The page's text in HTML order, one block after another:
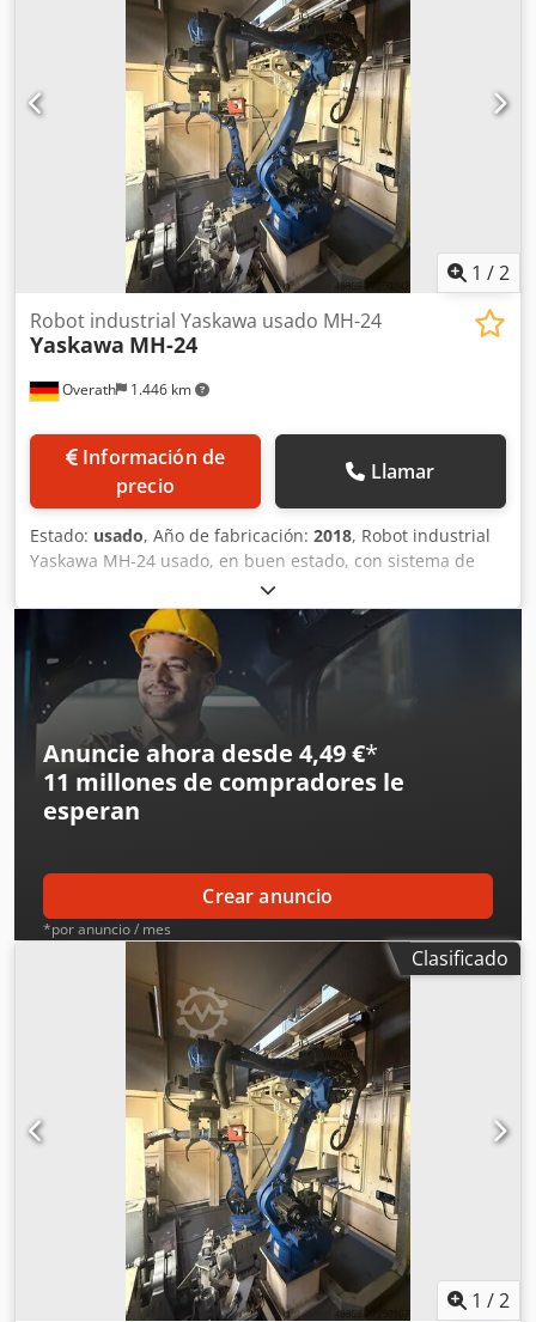
1 /2
Overath 1.446 km
Robot industrial Yaskawa usado MH-24
Yaskawa MH-24
Información de
precio
Llamar
Estado: usado, Año de fabricación: 2018, Robot industrial
Yaskawa MH-24 usado, en buen estado, con sistema de
control DX100. Crjdjzia Ecepfx Ahfef
Anuncie ahora desde 4,49 €*
11 millones de compradores le
esperan
Crear anuncio
*por anuncio / mes
Clasificado
1 /2